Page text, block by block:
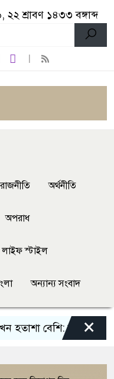
শ্রাবণ ১৪৩৩ বঙ্গাব্দ
রাজনীতি অর্থনীতি
অপরাধ
লাইফ স্টাইল
অন্যান্য সংবাদ
বেশি: বাঁধন ×